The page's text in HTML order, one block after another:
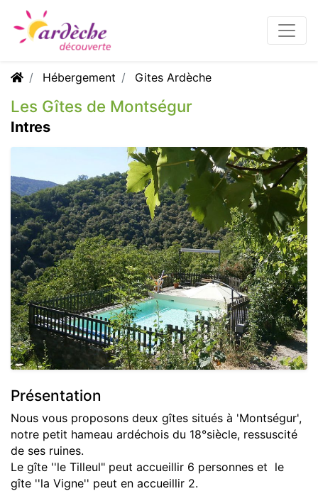
Hébergement Gites Ardèche
Les Gîtes de Montségur
Intres
Présentation
Nous vous proposons deux gîtes situés à 'Montségur',
notre petit hameau ardéchois du 18°siècle, ressuscité
de ses ruines.
Le gîte ''le Tilleul" peut accueillir 6 personnes et le
gîte ''la Vigne'' peut en accueillir 2.